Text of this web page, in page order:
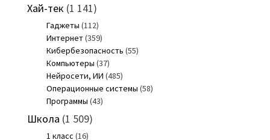
Хай-тек (1 141)
Гаджеты (112)
Интернет(359)
Кибербезопасность (55)
Компьютеры (37)
Нейросети, ИИ (485)
Операционные системы (58)
Программы (43)
Школа (1 509)
1 класс (16)